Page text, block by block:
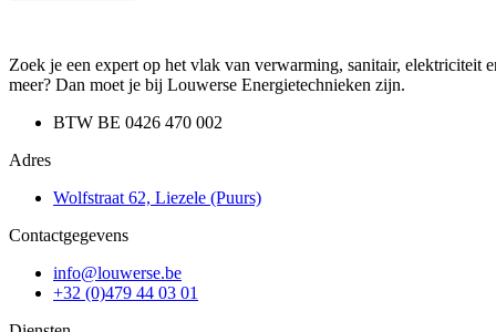
Zoek je een expert op het vlak van verwarming, sanitair, elektriciteit
meer? Dan moet je bij Louwerse Energietechnieken zijn.
BTW BE 0426 470 002
Adres
Wolfstraat 62, Liezele (Puurs)
Contactgegevens
info@louwerse.be
+32 (0)479 44 03 01